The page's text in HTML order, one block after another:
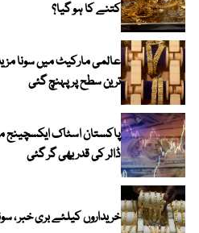
کتنے کا ہو گیا؟
ترین سطح پر پہنچ گئی
پاکستان اسٹاک ایکسچینج
ڈالر کی قدر بھی گر گئی
خریداروں کیلئے بری خبر ،